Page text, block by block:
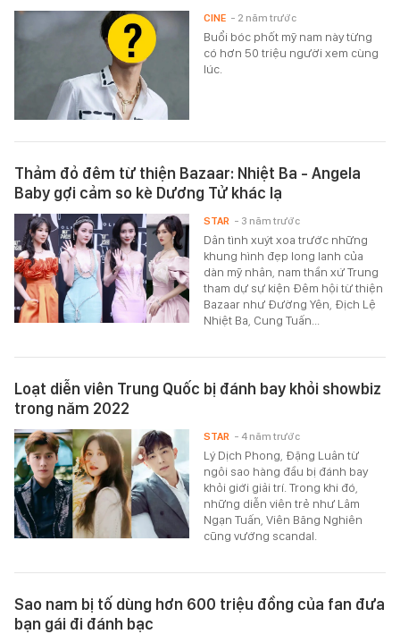
Buổi bóc phốt mỹ nam này từng
có hơn 50 triệu người xem cùng
lúc.
CINE - 2 năm trước
Thảm đỏ đêm từ thiện Bazaar: Nhiệt Ba - Angela
Baby gợi cảm so kè Dương Tử khác lạ
Dân tình xuýt xoa trước những
khung hình đẹp long lanh của
dàn mỹ nhân, nam thần xứ Trung
tham dự sự kiện Đêm hội từ thiện
Bazaar như Đường Yên, Địch Lệ
Nhiệt Ba, Cung Tuấn...
STAR - 3 năm trước
Loạt diễn viên Trung Quốc bị đánh bay khỏi showbiz
trong năm 2022
Lý Dịch Phong, Đặng Luân từ
ngôi sao hàng đầu bị đánh bay
khỏi giới giải trí. Trong khi đó,
những diễn viên trẻ như Lâm
Ngạn Tuấn, Viên Băng Nghiên
cũng vướng scandal.
STAR - 4 năm trước
Sao nam bị tố dùng hơn 600 triệu đồng của fan đưa
bạn gái đi đánh bạc